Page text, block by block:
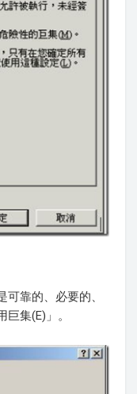
靠的、必要的、
集(E)」。